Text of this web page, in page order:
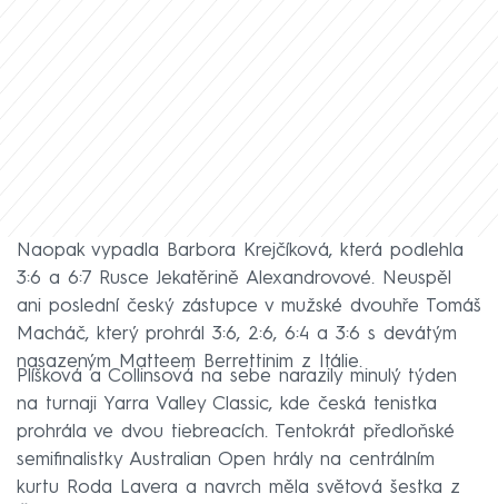
Naopak vypadla Barbora Krejčíková, která podlehla
3:6 a 6:7 Rusce Jekatěrině Alexandrovové. Neuspěl
ani poslední český zástupce v mužské dvouhře Tomáš
Macháč, který prohrál 3:6, 2:6, 6:4 a 3:6 s devátým
nasazeným Matteem Berrettinim z Itálie.
Plíšková a Collinsová na sebe narazily minulý týden
na turnaji Yarra Valley Classic, kde česká tenistka
prohrála ve dvou tiebreacích. Tentokrát předloňské
semifinalistky Australian Open hrály na centrálním
kurtu Roda Lavera a navrch měla světová šestka z